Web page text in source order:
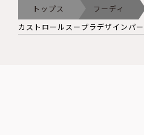
トップス
フーディ
カストロールスープラデザインパ